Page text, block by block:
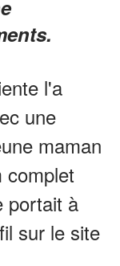
l'a
une
maman
complet
portait à
sur le site